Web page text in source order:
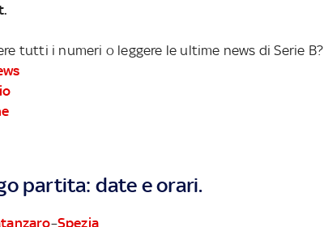
tutti i numeri o leggere le ultime news di Serie B?
partita: date e orari.
–Spezia